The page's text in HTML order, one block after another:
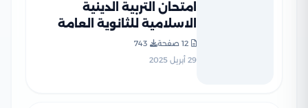
امتحان التربية الدينية
الاسلامية للثانوية العامة
2023 بصيغة PDF
12 صفحة
743
29 أبريل 2025